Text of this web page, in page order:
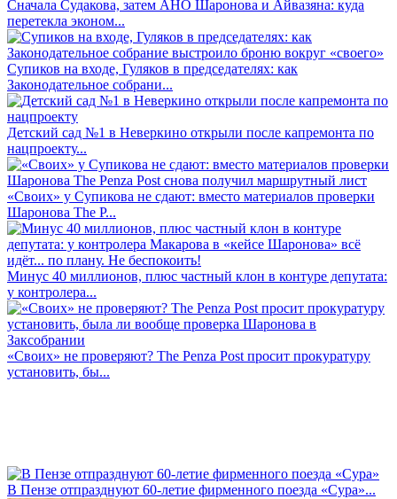
Сначала Судакова, затем АНО Шаронова и Айвазяна: куда
перетекла эконом...
Супиков на входе, Гуляков в председателях: как
Законодательное собрани...
Детский сад №1 в Неверкино открыли после капремонта по
нацпроекту...
«Своих» у Супикова не сдают: вместо материалов проверки
Шаронова The P...
Минус 40 миллионов, плюс частный клон в контуре депутата:
у контролера...
«Своих» не проверяют? The Penza Post просит прокуратуру
установить, бы...
В Пензе отпразднуют 60-летие фирменного поезда «Сура»...